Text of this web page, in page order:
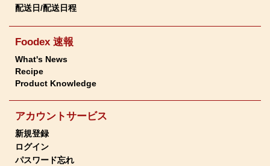
配送日/配送日程
Foodex 速報
What's News
Recipe
Product Knowledge
アカウントサービス
新規登録
ログイン
パスワード忘れ